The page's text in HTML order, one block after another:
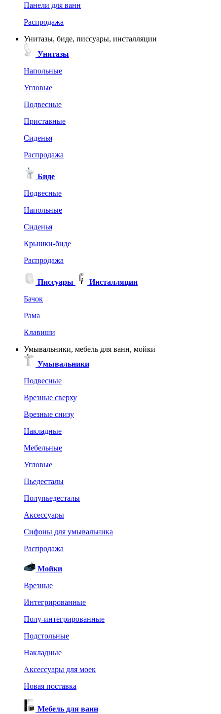
Панели для ванн
Распродажа
Унитазы, биде, писсуары, инсталляции
Унитазы
Напольные
Угловые
Подвесные
Приставные
Сиденья
Распродажа
Биде
Подвесные
Напольные
Сиденья
Крышки-биде
Распродажа
Писсуары
Инсталляции
Бачок
Рама
Клавиши
Умывальники, мебель для ванн, мойки
Умывальники
Подвесные
Врезные сверху
Врезные снизу
Накладные
Мебельные
Угловые
Пьедесталы
Полупьедесталы
Аксессуары
Сифоны для умывальника
Распродажа
Мойки
Врезные
Интегрированные
Полу-интегрированные
Подстольные
Накладные
Аксессуары для моек
Новая поставка
Мебель для ванн